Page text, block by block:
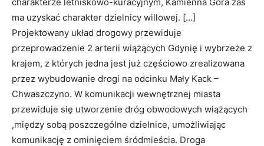
ma uzyskać charakter dzielnicy willowej. […]
Projektowany układ drogowy przewiduje
przeprowadzenie 2 arterii wiążących Gdynię i wybrzeże z
krajem, z których jedna jest już częściowo zrealizowana
przez wybudowanie drogi na odcinku Mały Kack –
Chwaszczyno. W komunikacji wewnętrznej miasta
przewiduje się utworzenie dróg obwodowych wiążących
,między sobą poszczególne dzielnice, umożliwiając
komunikację z ominięciem śródmieścia. Droga